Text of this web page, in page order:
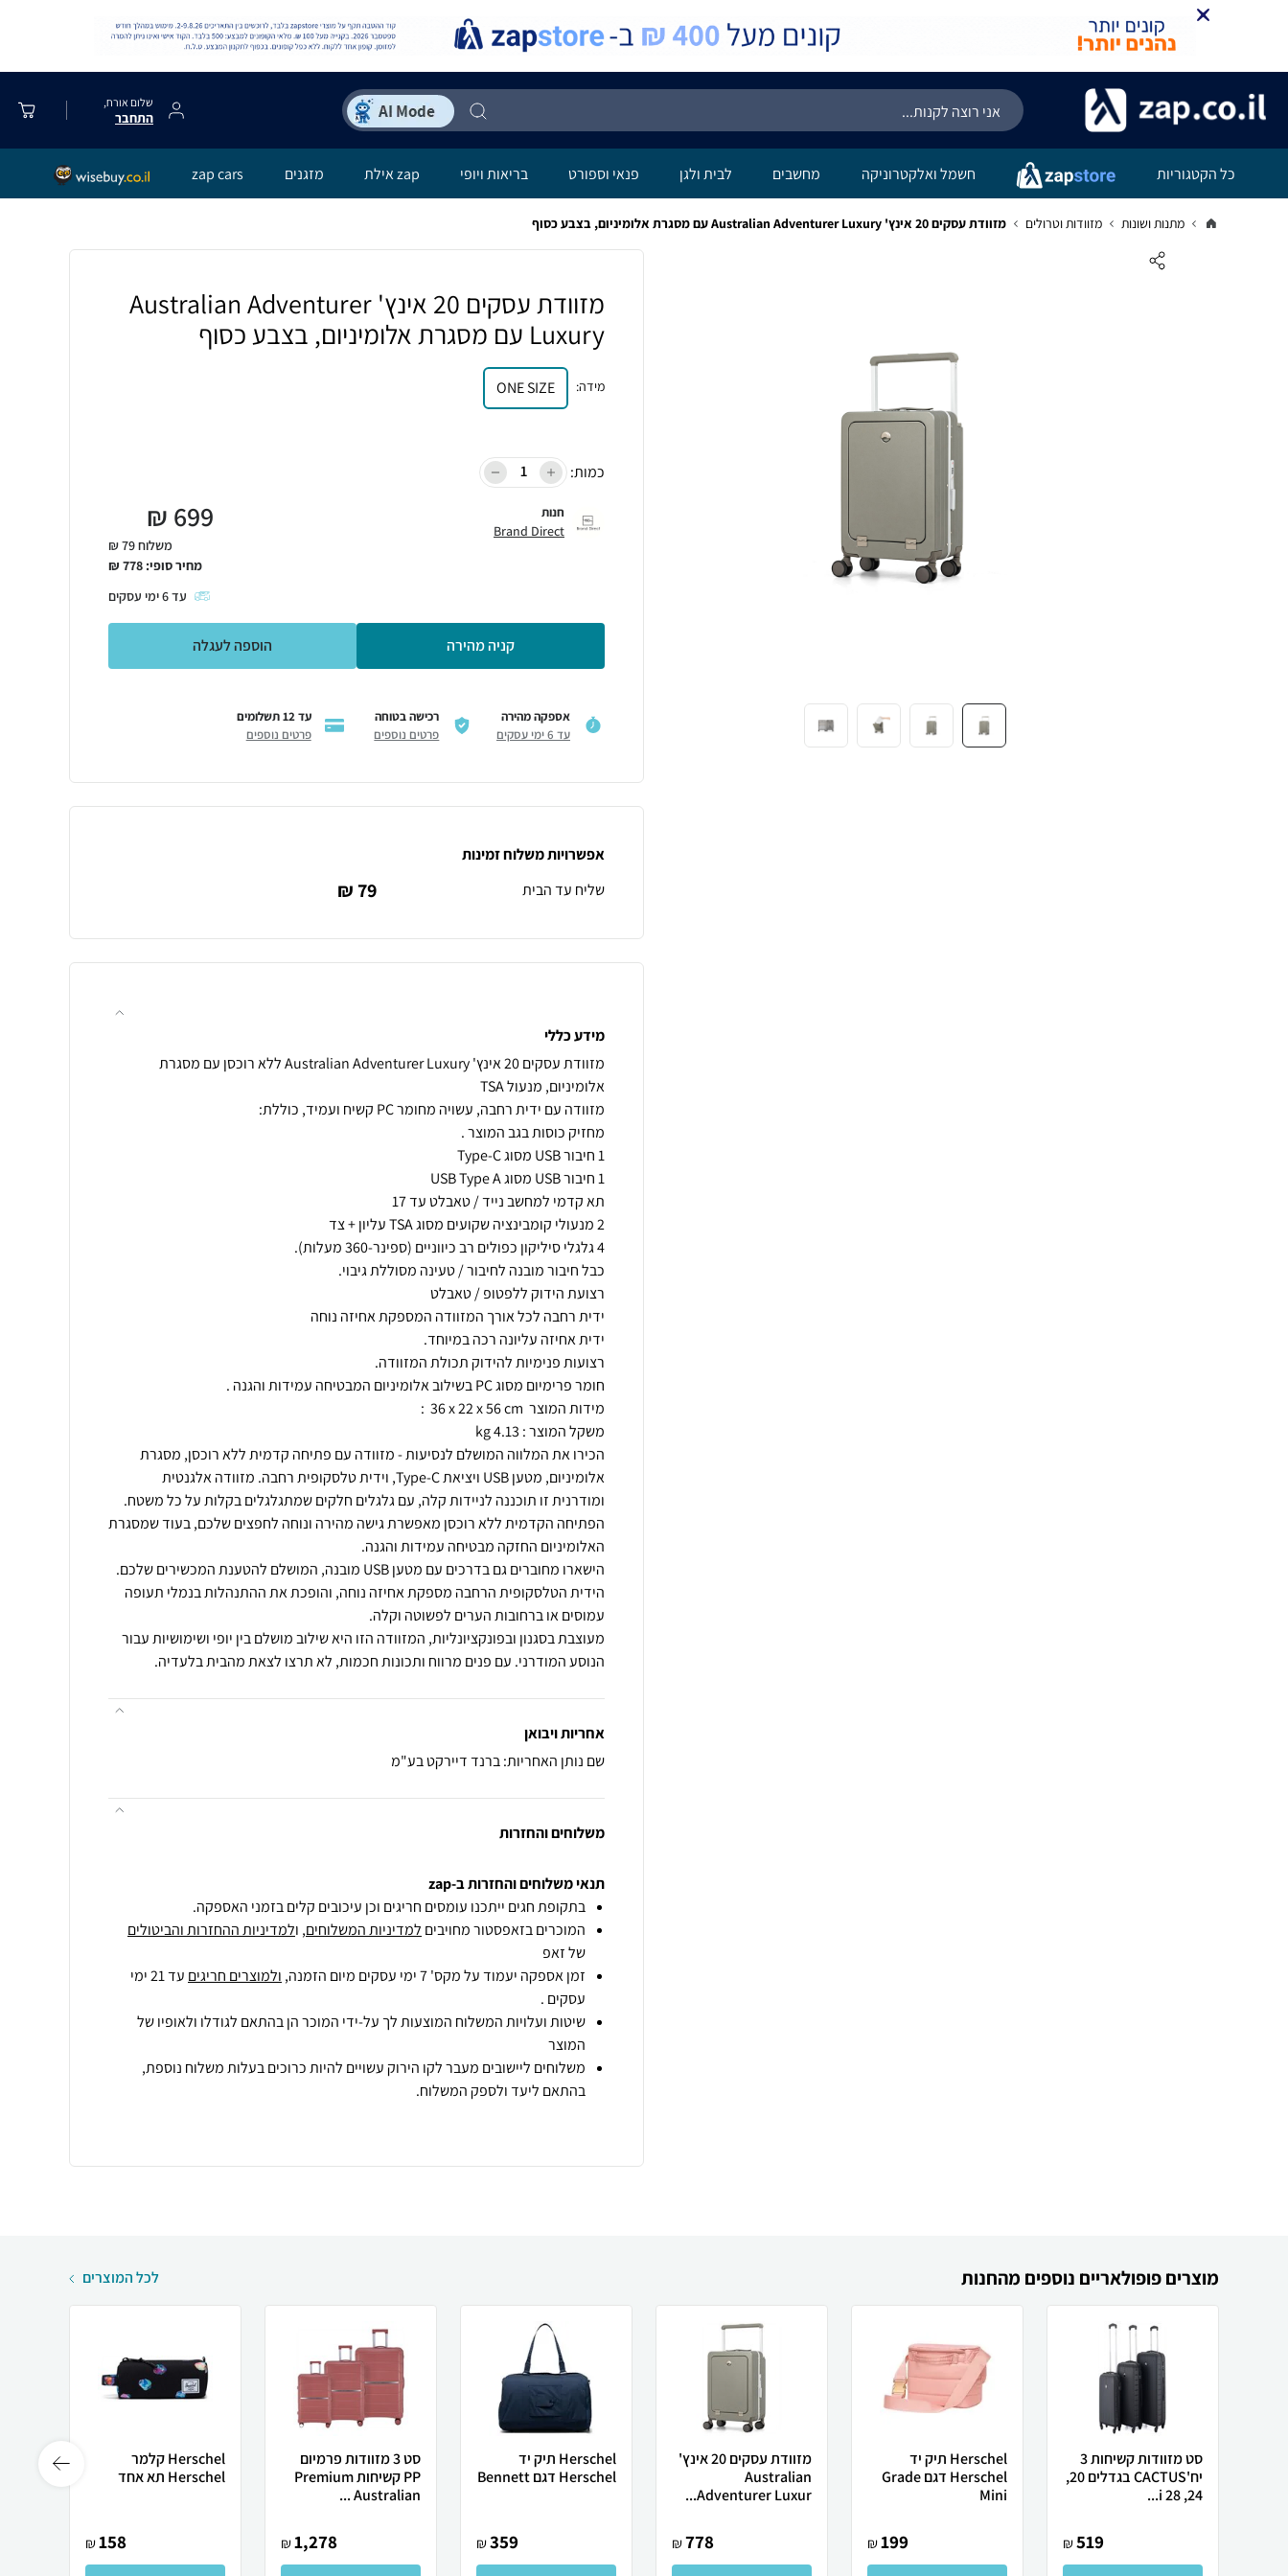
שלום אורח,
התחבר
כל הקטגוריות חשמל ואלקטרוניקה מחשבים לבית ולגן פנאי וספורט בריאות ויופי zap אילת מזגנים zap cars
מתנות ושונות מזוודות וטרולים מזוודת עסקים 20 אינץ' Australian Adventurer Luxury עם מסגרת אלומיניום, בצבע כסוף
מזוודת עסקים 20 אינץ' Australian Adventurer
Luxury עם מסגרת אלומיניום, בצבע כסוף
מידה:
ONE SIZE
כמות:
חנות
Brand Direct
699
₪
משלוח 79 ₪
מחיר סופי: 778
₪
עד6ימי עסקים
קניה מהירה הוספה לעגלה
אספקה מהירה
עד 6 ימי עסקים
רכישה בטוחה
פרטים נוספים
עד 12 תשלומים
פרטים נוספים
אפשרויות משלוח זמינות
שליח עד הבית
79 ₪
מידע כללי
מזוודת עסקים 20 אינץ' Australian Adventurer Luxury ללא רוכסן עם מסגרת
הכירו את המלווה המושלם לנסיעות - מזוודה עם פתיחה קדמית ללא רוכסן, מסגרת
אלומיניום, מטען USB ויציאת Type-C, וידית טלסקופית רחבה. מזוודה אלגנטית
ומודרנית זו תוכננה לניידות קלה, עם גלגלים חלקים שמתגלגלים בקלות על כל משטח.
הפתיחה הקדמית ללא רוכסן מאפשרת גישה מהירה ונוחה לחפצים שלכם, בעוד שמסגרת
הישארו מחוברים גם בדרכים עם מטען USB מובנה, המושלם להטענת המכשירים שלכם.
הידית הטלסקופית הרחבה מספקת אחיזה נוחה, והופכת את ההתנהלות בנמלי תעופה
מעוצבת בסגנון ובפונקציונליות, המזוודה הזו היא שילוב מושלם בין יופי ושימושיות עבור
הנוסע המודרני. עם פנים מרווח ותכונות חכמות, לא תרצו לצאת מהבית בלעדיה.
אחריות ויבואן
שם נותן האחריות: ברנד דיירקט בע"מ
משלוחים והחזרות
תנאי משלוחים והחזרות ב-zap
בתקופת חגים ייתכנו עומסים חריגים וכן עיכובים קלים בזמני האספקה.
המוכרים בזאפסטור מחויבים למדיניות המשלוחים, ולמדיניות ההחזרות והביטולים
של זאפ
זמן אספקה יעמוד על מקס' 7 ימי עסקים מיום הזמנה,
ולמוצרים חריגים
עד 21 ימי
עסקים .
שיטות ועלויות המשלוח המוצעות לך על-ידי המוכר הן בהתאם לגודלו ולאופיו של
המוצר
משלוחים ליישובים מעבר לקו הירוק עשויים להיות כרוכים בעלות משלוח נוספת,
בהתאם ליעד ולספק המשלוח.
מוצרים פופולאריים נוספים מהחנות לכל המוצרים
סט מזוודות קשיחות 3
יח'CACTUS בגדלים 20,
24, 28 i...
519
₪
Herschel תיק יד
Herschel דגם Grade
Mini
199
₪
מזוודת עסקים 20 אינץ'
Australian
Adventurer Luxur...
778
₪
Herschel תיק יד
Herschel דגם Bennett
359
₪
סט 3 מזוודות פרמיום
PP קשיחות Premium
Australian ...
1,278
₪
Herschel קלמר
Herschel תא אחד
158
₪